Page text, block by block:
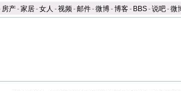
房产-家居-女人 -视频-邮件-微博-博客- BBS-说吧-微